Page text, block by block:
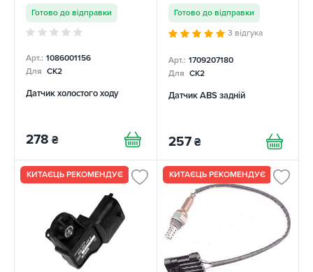
Готово до відправки
Арт.: 1086001156
Для CK2
Датчик холостого ходу
278 ₴
Готово до відправки
3 відгука
Арт.: 1709207180
Для CK2
Датчик ABS задній
257 ₴
КИТАЄЦЬ РЕКОМЕНДУЄ КИТАЄЦЬ РЕКОМЕНДУЄ